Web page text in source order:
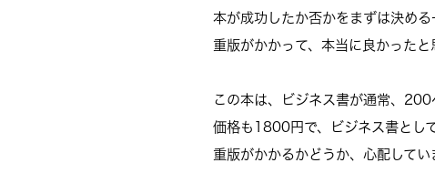
本が成功したか否かをまずは決める
重版がかかって、本当に良かったと
この本は、ビジネス書が通常、 200
価格も1800円で、
ビジネス書とし
重版がかかるかどうか、心配してい